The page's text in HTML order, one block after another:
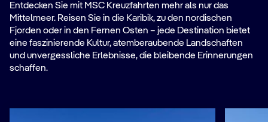
Entdecken Sie mit MSC Kreuzfahrten mehr als nur das
Mittelmeer. Reisen Sie in die Karibik, zu den nordischen
Fjorden oder in den Fernen Osten – jede Destination bietet
eine faszinierende Kultur, atemberaubende Landschaften
und unvergessliche Erlebnisse, die bleibende Erinnerungen
schaffen.